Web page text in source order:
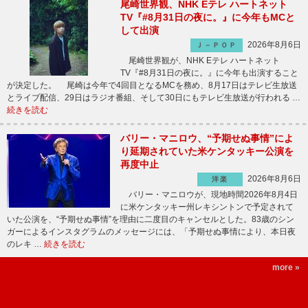
尾崎世界観、NHK Eテレ ハートネット
TV『#8月31日の夜に。』に今年もMCと
して出演
Ｊ－ＰＯＰ
2026年8月6日
尾崎世界観が、NHK Eテレ ハートネット
TV『#8月31日の夜に。』に今年も出演すること
が決定した。 尾崎は今年で4回目となるMCを務め、8月17日はテレビ生放送
とライブ配信、29日はラジオ番組、そして30日にもテレビ生放送が行われる …
続きを読む
バリー・マニロウ、“予期せぬ事情”によ
り延期されていた米ケンタッキー公演を
再度中止
洋楽
2026年8月6日
バリー・マニロウが、現地時間2026年8月4日
に米ケンタッキー州レキシントンで予定されて
いた公演を、“予期せぬ事情”を理由に二度目のキャンセルとした。83歳のシン
ガーによるインスタグラムのメッセージには、「予期せぬ事情により、本日夜
のレキ … 続きを読む
more »